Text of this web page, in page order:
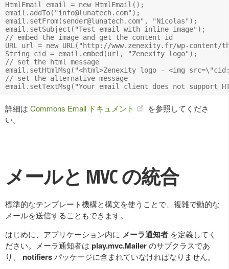
HtmlEmail email = new HtmlEmail();
email.addTo("info@lunatech.com");
email.setFrom(sender@lunatech.com", "Nicolas");
email.setSubject("Test email with inline image");
// embed the image and get the content id
URL url = new URL("http://www.zenexity.fr/wp-content/
String cid = email.embed(url, "Zenexity logo");
// set the html message
email.setHtmlMsg("<html>Zenexity logo - <img
// set the alternative message
詳細は Commons Email ドキュメント
を参照してくださ
い。
メールと MVC の統合
標準的なテンプレート機構と構文を使うことで、複雑で動的な
メールを送信することもできます。
はじめに、アプリケーション内に メーラ通知者 を定義してく
ださい。メーラ通知者は play.mvc.Mailerのサブクラスであ
り、 notifiersパッケージに含まれていなければなりません。